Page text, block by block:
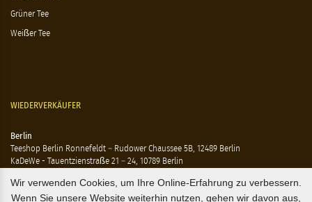
Grüner Tee
Weißer Tee
WIEDERVERKÄUFER
Berlin
Teeshop Berlin Ronnefeldt – Rudower Chaussee 5B, 12489 Berlin
KaDeWe - Tauentzienstraße 21 – 24, 10789 Berlin
Ting - Rykestraße 41, 10405 Berlin
Wir verwenden Cookies, um Ihre Online-Erfahrung zu verbessern.
Wenn Sie unsere Website weiterhin nutzen, gehen wir davon aus,